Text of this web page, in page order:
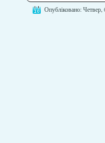
Опубліковано: Четвер,